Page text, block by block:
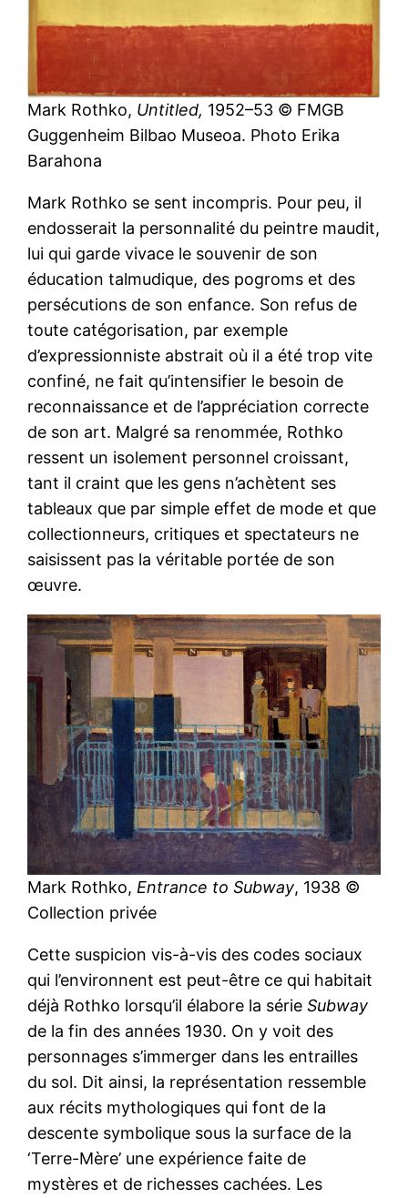
Mark Rothko, Untitled, 1952–53 © FMGB
Guggenheim Bilbao Museoa. Photo Erika
Barahona
Mark Rothko se sent incompris. Pour peu, il
endosserait la personnalité du peintre maudit,
lui qui garde vivace le souvenir de son
éducation talmudique, des pogroms et des
persécutions de son enfance. Son refus de
toute catégorisation, par exemple
d’expressionniste abstrait où il a été trop vite
confiné, ne fait qu’intensifier le besoin de
reconnaissance et de l’appréciation correcte
de son art. Malgré sa renommée, Rothko
ressent un isolement personnel croissant,
tant il craint que les gens n’achètent ses
tableaux que par simple effet de mode et que
collectionneurs, critiques et spectateurs ne
saisissent pas la véritable portée de son
œuvre.
Mark Rothko, Entrance to Subway, 1938 ©
Collection privée
Cette suspicion vis-à-vis des codes sociaux
qui l’environnent est peut-être ce qui habitait
déjà Rothko lorsqu’il élabore la sérieSubway
de la fin des années 1930. On y voit des
personnages s’immerger dans les entrailles
du sol. Dit ainsi, la représentation ressemble
aux récits mythologiques qui font de la
descente symbolique sous la surface de la
‘Terre-Mère’ une expérience faite de
mystères et de richesses cachées. Les